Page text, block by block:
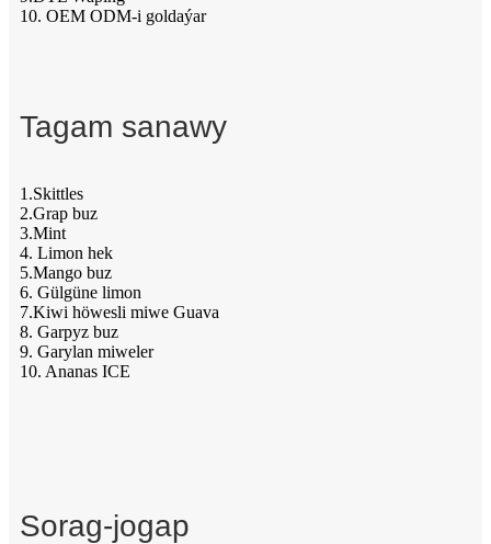
10. OEM ODM-i goldaýar
Tagam sanawy
1.Skittles
2.Grap buz
3.Mint
4. Limon hek
5.Mango buz
6. Gülgüne limon
7.Kiwi höwesli miwe Guava
8. Garpyz buz
9. Garylan miweler
10. Ananas ICE
Sorag-jogap